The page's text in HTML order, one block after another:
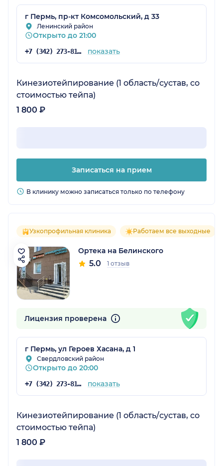
г Пермь, пр-кт Комсомольский, д 33
Ленинский район
Открыто до 21:00
+7 (342) 273-81-41 показать
Кинезиотейпирование (1 область/сустав, со
стоимостью тейпа)
1 800 ₽
Записаться на прием
В клинику можно записаться только по телефону
Узкопрофильная клиника Работаем все выходные
Ортека на Белинского
5.0 1 отзыв
Лицензия проверена
г Пермь, ул Героев Хасана, д 1
Свердловский район
Открыто до 20:00
+7 (342) 273-81-41 показать
Кинезиотейпирование (1 область/сустав, со
стоимостью тейпа)
1 800 ₽